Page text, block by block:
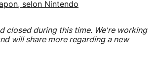
selon Nintendo
closed during this time. We're working
will share more regarding a new